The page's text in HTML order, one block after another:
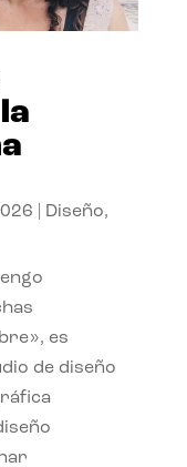
Diseño,
es
de diseño